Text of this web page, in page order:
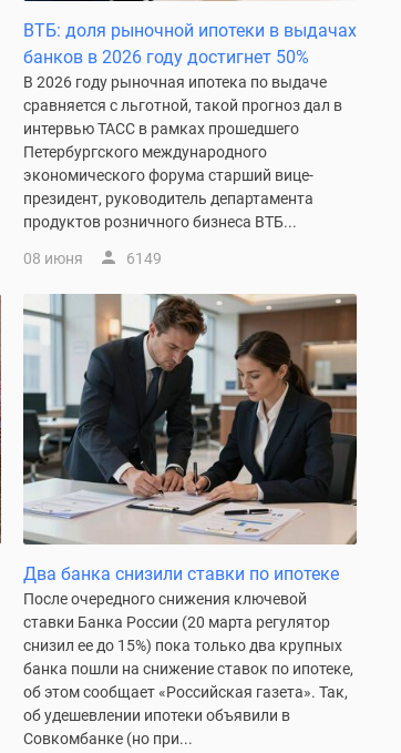
ВТБ: доля рыночной ипотеки в выдачах
банков в 2026 году достигнет 50%
В 2026 году рыночная ипотека по выдаче
сравняется с льготной, такой прогноз дал в
интервью ТАСС в рамках прошедшего
Петербургского международного
экономического форума старший вице-
президент, руководитель департамента
продуктов розничного бизнеса ВТБ...
08 июня 6149
Два банка снизили ставки по ипотеке
После очередного снижения ключевой
ставки Банка России (20 марта регулятор
снизил ее до 15%) пока только два крупных
банка пошли на снижение ставок по ипотеке,
об этом сообщает «Российская газета». Так,
об удешевлении ипотеки объявили в
Совкомбанке (но при...